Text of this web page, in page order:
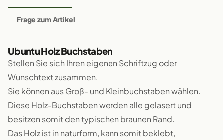
Frage zum Artikel
Ubuntu Holz Buchstaben
Stellen Sie sich Ihren eigenen Schriftzug oder
Wunschtext zusammen.
Sie können aus Groß- und Kleinbuchstaben wählen.
Diese Holz-Buchstaben werden alle gelasert und
besitzen somit den typischen braunen Rand.
Das Holz ist in naturform, kann somit beklebt,